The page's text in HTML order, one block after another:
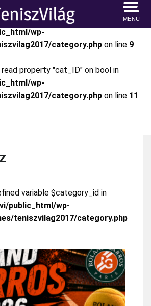
MENU
property "cat_name" on bool in
wp-
category.php on line 9
property "cat_ID" on bool in
wp-
category.php on line 11
variable $category_id in
public_html/wp-
teniszvilag2017/category.php